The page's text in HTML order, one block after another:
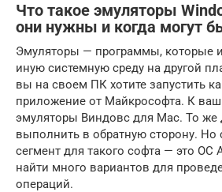
Что такое эмуляторы
они нужны и когда могут
Эмуляторы — программы, которые
иную системную среду на другой
вы на своем ПК хотите запустить
приложение от Майкрософта. К
эмуляторы Виндовс для Mac. То
выполнить в обратную сторону.
сегмент для такого софта — это ОС
найти много вариантов для
операций.